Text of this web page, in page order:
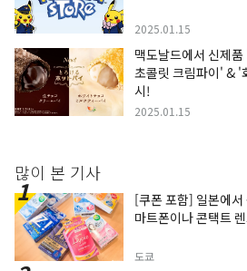
2025.01.15
맥도날드에서 신제
초콜릿 크림파이' & '
시!
2025.01.15
많이 본 기사
[쿠폰 포함] 일본에
마트폰이나 콘택트
도쿄